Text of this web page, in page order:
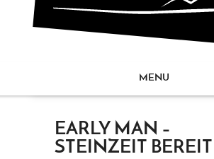
MENU
EARLY MAN –
STEINZEIT BEREIT